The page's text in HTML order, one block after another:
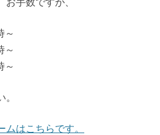
～
～
～
はこちらです。